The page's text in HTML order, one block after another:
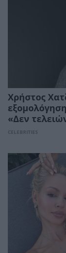
Χρήστος
«Δεν
CELEBRITIES